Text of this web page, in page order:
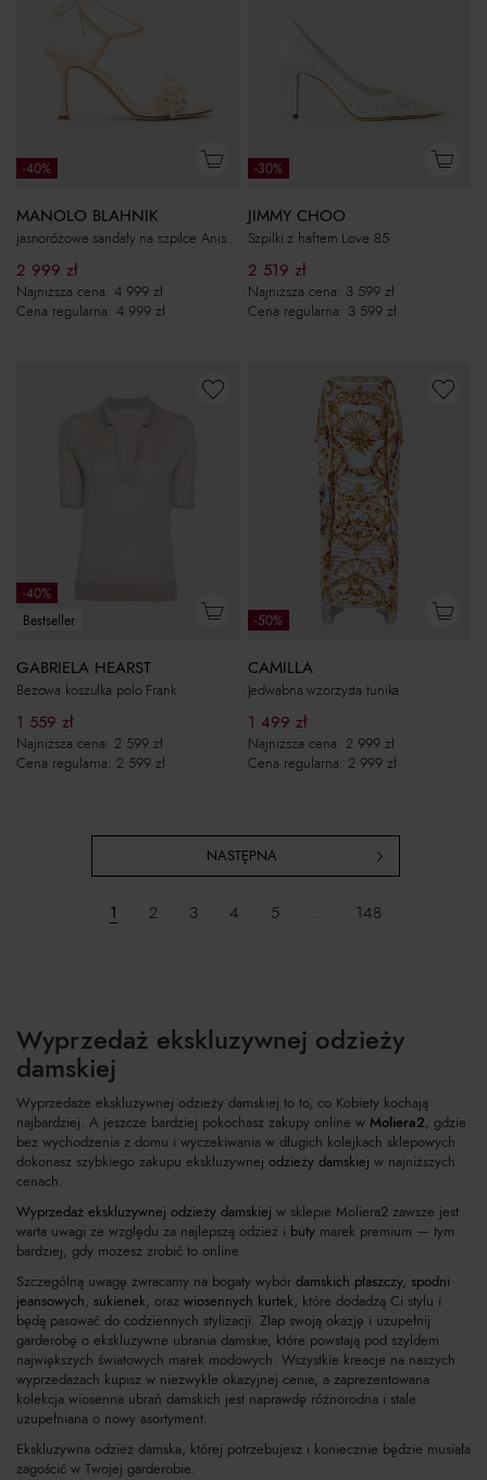
-40%
MANOLO BLAHNIK
jasnoróżowe sandały na szpilce Anista 90
2 999 zł
Najniższa cena: 4 999 zł
Cena regularna: 4 999 zł
-30%
JIMMY CHOO
Szpilki z haftem Love 85
2 519 zł
Najniższa cena: 3 599 zł
Cena regularna: 3 599 zł
-40%
Bestseller
GABRIELA HEARST
Beżowa koszulka polo Frank
1 559 zł
Najniższa cena: 2 599 zł
Cena regularna: 2 599 zł
-50%
CAMILLA
Jedwabna wzorzysta tunika
1 499 zł
Najniższa cena: 2 999 zł
Cena regularna: 2 999 zł
1 2 3 4 5 ... 148
NASTĘPNA
Wyprzedaż ekskluzywnej odzieży
damskiej
Wyprzedaże ekskluzywnej odzieży damskiej to to, co Kobiety kochają
najbardziej. A jeszcze bardziej pokochasz zakupy online w Moliera2, gdzie
bez wychodzenia z domu i wyczekiwania w długich kolejkach sklepowych
dokonasz szybkiego zakupu ekskluzywnej odzieży damskiej w najniższych
cenach.
Wyprzedaż ekskluzywnej odzieży damskiej w sklepie Moliera2 zawsze jest
warta uwagi ze względu za najlepszą odzież i buty marek premium — tym
bardziej, gdy możesz zrobić to online.
Szczególną uwagę zwracamy na bogaty wybór damskich płaszczy, spodni
jeansowych, sukienek, oraz wiosennych kurtek, które dodadzą Ci stylu i
będą pasować do codziennych stylizacji. Złap swoją okazję i uzupełnij
garderobę o ekskluzywne ubrania damskie, które powstają pod szyldem
największych światowych marek modowych. Wszystkie kreacje na naszych
wyprzedażach kupisz w niezwykle okazyjnej cenie, a zaprezentowana
kolekcja wiosenna ubrań damskich jest naprawdę różnorodna i stale
uzupełniana o nowy asortyment.
Ekskluzywna odzież damska, której potrzebujesz i koniecznie będzie musiała
zagościć w Twojej garderobie.